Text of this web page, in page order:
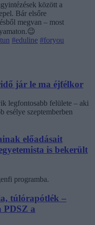
között a
Bár elsőre
megvan – most
#eduline #foryou
jár le ma éjfélkor
legfontosabb felülete – aki
esélye szeptemberben
előadásait
is bekerült
programba.
túlórapótlék –
PDSZ a